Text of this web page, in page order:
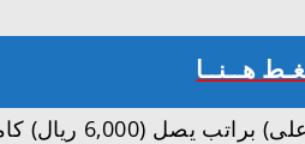
هــنــا
تعرفنا معكم على تفاصيل